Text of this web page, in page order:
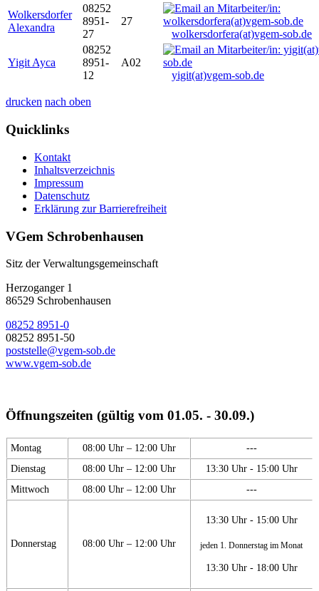
Wolkersdorfer
Alexandra
08252
8951-
27
27
wolkersdorfera(at)vgem-sob.de
Yigit Ayca
08252
8951-
12
A02
yigit(at)vgem-sob.de
drucken nach oben
Quicklinks
Kontakt
Inhaltsverzeichnis
Impressum
Datenschutz
Erklärung zur Barrierefreiheit
VGem Schrobenhausen
Sitz der Verwaltungsgemeinschaft
Herzoganger 1
86529 Schrobenhausen
08252 8951-0
08252 8951-50
poststelle@vgem-sob.de
www.vgem-sob.de
Öffnungszeiten (gültig vom 01.05. - 30.09.)
Montag 08:00 Uhr – 12:00 Uhr
---
Dienstag
08:00 Uhr – 12:00 Uhr
13:30 Uhr - 15:00 Uhr
Mittwoch
08:00 Uhr – 12:00 Uhr ---
Donnerstag 08:00 Uhr – 12:00 Uhr
13:30 Uhr - 15:00 Uhr
jeden 1. Donnerstag im Monat
13:30 Uhr - 18:00 Uhr